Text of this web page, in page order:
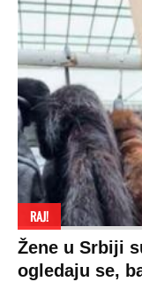
RAJ!
Žene u Srbiji
ogledaju se,